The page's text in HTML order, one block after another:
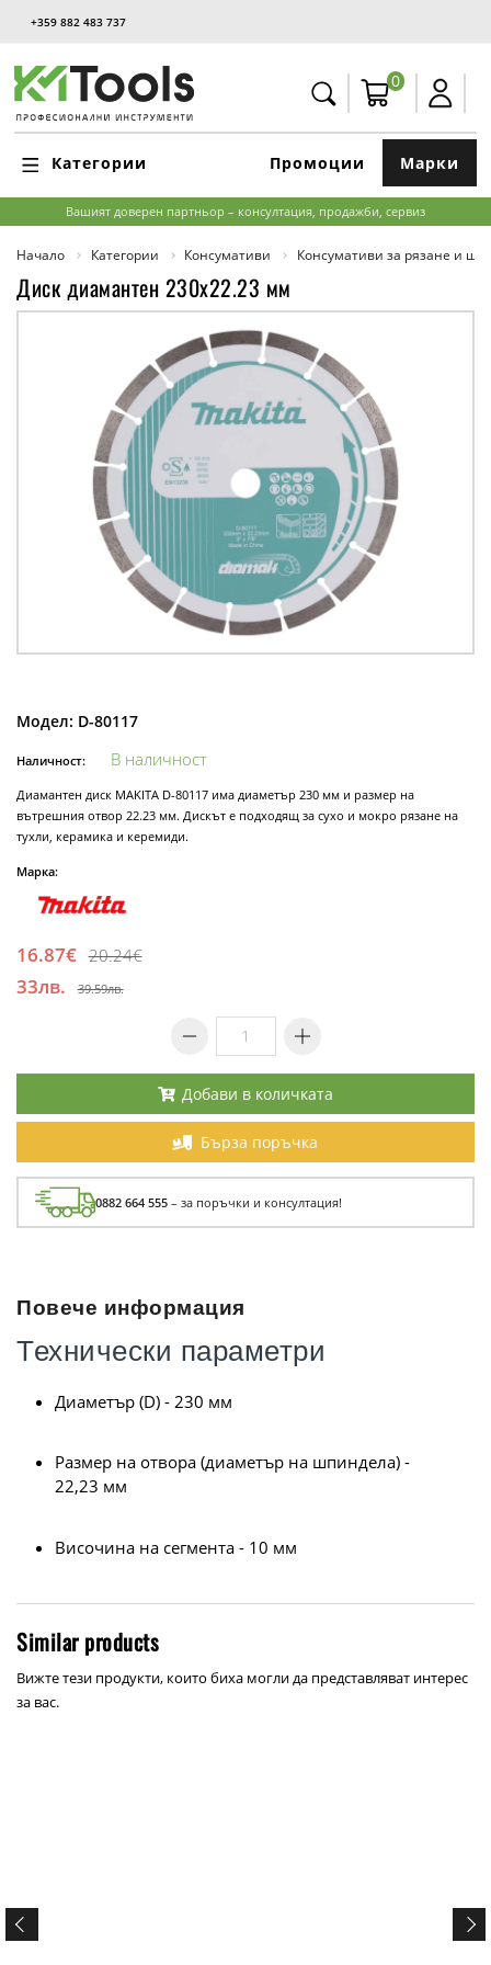
+359 882 483 737
0
Категории Марки
Промоции
Вашият доверен партньор – консултация, продажби, сервиз
Начало Категории Консумативи Консумативи за рязане и
Диск диамантен 230х22.23 мм
Модел: D-80117
Наличност: В наличност
Диамантен диск MAKITA D-80117 има диаметър 230 мм и размер на
вътрешния отвор 22.23 мм. Дискът е подходящ за сухо и мокро рязане на
тухли, керамика и керемиди.
Марка:
16.87€ 20.24€
33лв. 39.59лв.
Добави в количката
Бърза поръчка
0882 664 555 – за поръчки и консултация!
Повече информация
Технически параметри
Диаметър (D) - 230 мм
Размер на отвора (диаметър на шпиндела) -
22,23 мм
Височина на сегмента - 10 мм
Similar products
Вижте тези продукти, които биха могли да представляват интерес
за вас.